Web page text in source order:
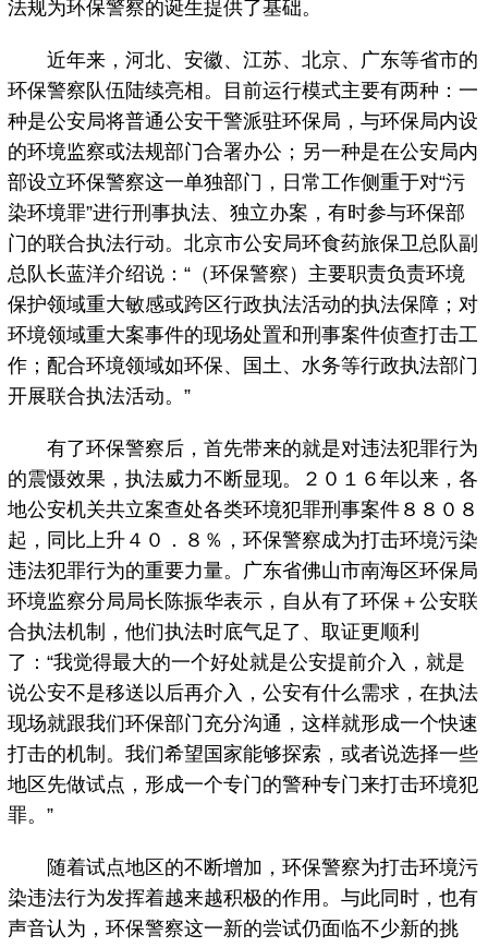
法规为环保警察的诞生提供了基础。
近年来，河北、安徽、江苏、北京、广东等省市的
环保警察队伍陆续亮相。目前运行模式主要有两种：一
种是公安局将普通公安干警派驻环保局，与环保局内设
的环境监察或法规部门合署办公；另一种是在公安局内
部设立环保警察这一单独部门，日常工作侧重于对“污
染环境罪”进行刑事执法、独立办案，有时参与环保部
门的联合执法行动。北京市公安局环食药旅保卫总队副
总队长蓝洋介绍说：“（环保警察）主要职责负责环境
保护领域重大敏感或跨区行政执法活动的执法保障；对
环境领域重大案事件的现场处置和刑事案件侦查打击工
作；配合环境领域如环保、国土、水务等行政执法部门
开展联合执法活动。”
有了环保警察后，首先带来的就是对违法犯罪行为
的震慑效果，执法威力不断显现。２０１６年以来，各
地公安机关共立案查处各类环境犯罪刑事案件８８０８
起，同比上升４０．８％，环保警察成为打击环境污染
违法犯罪行为的重要力量。广东省佛山市南海区环保局
环境监察分局局长陈振华表示，自从有了环保＋公安联
合执法机制，他们执法时底气足了、取证更顺利
了：“我觉得最大的一个好处就是公安提前介入，就是
说公安不是移送以后再介入，公安有什么需求，在执法
现场就跟我们环保部门充分沟通，这样就形成一个快速
打击的机制。我们希望国家能够探索，或者说选择一些
地区先做试点，形成一个专门的警种专门来打击环境犯
罪。”
随着试点地区的不断增加，环保警察为打击环境污
染违法行为发挥着越来越积极的作用。与此同时，也有
声音认为，环保警察这一新的尝试仍面临不少新的挑